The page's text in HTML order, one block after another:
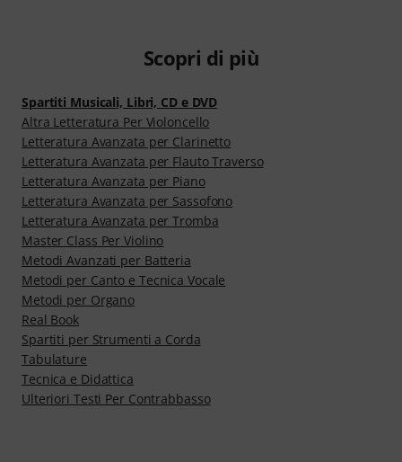
Scopri di più
Spartiti Musicali, Libri, CD e DVD
Altra Letteratura Per Violoncello
Letteratura Avanzata per Clarinetto
Letteratura Avanzata per Flauto Traverso
Letteratura Avanzata per Piano
Letteratura Avanzata per Sassofono
Letteratura Avanzata per Tromba
Master Class Per Violino
Metodi Avanzati per Batteria
Metodi per Canto e Tecnica Vocale
Metodi per Organo
Real Book
Spartiti per Strumenti a Corda
Tabulature
Tecnica e Didattica
Ulteriori Testi Per Contrabbasso